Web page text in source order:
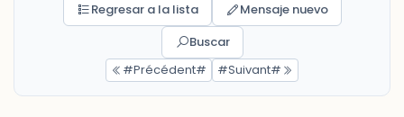
Regresar a la lista
Mensaje nuevo
Buscar
#Précédent#
#Suivant#